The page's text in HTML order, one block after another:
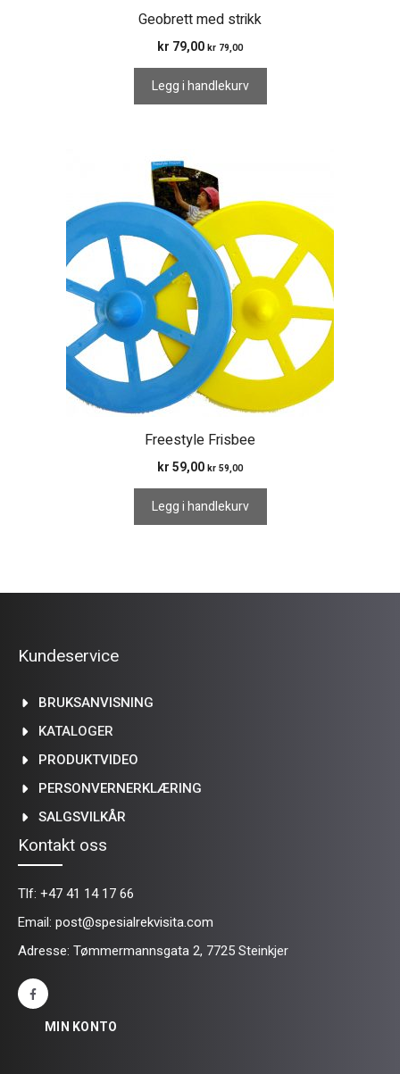
Geobrett med strikk
kr 79,00 kr 79,00
Legg i handlekurv
Freestyle Frisbee
kr 59,00 kr 59,00
Legg i handlekurv
Kundeservice
BRUKSANVISNING
KATALOGER
PRODUKTVIDEO
PERSONVERNERKLÆRING
SALGSVILKÅR
Kontakt oss
Tlf: +47 41 14 17 66
Email: post@spesialrekvisita.com
Adresse: Tømmermannsgata 2, 7725 Steinkjer
MIN KONTO